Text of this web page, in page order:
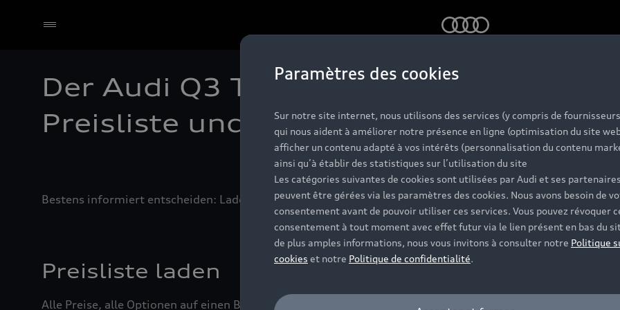
Select dealer
Der Audi Q3 TFSI e.
Preisliste und Katalog.
Bestens informiert entscheiden: Laden Sie sich Preislisten oder Kataloge als PDF auf Ihren Rechner
Preisliste laden
Alle Preise, alle Optionen auf einen Blick: Die aktuelle Preisliste als Download im PDF-Format.
Paramètres des cookies
Sur notre site internet, nous utilisons des services (y compris de
qui nous aident à améliorer notre présence en ligne (optimisation du site
afficher un contenu adapté à vos intérêts (personnalisation du contenu
ainsi qu’à établir des statistiques sur l’utilisation du site
Les catégories suivantes de cookies sont utilisées par Audi et ses
peuvent être gérées via les paramètres des cookies. Nous avons besoin de
consentement avant de pouvoir utiliser ces services. Vous pouvez révoquer
consentement à tout moment avec effet futur via le lien présent en bas du
de plus amples informations, nous vous invitons à consulter notre Politique
cookies et notre Politique de confidentialité.